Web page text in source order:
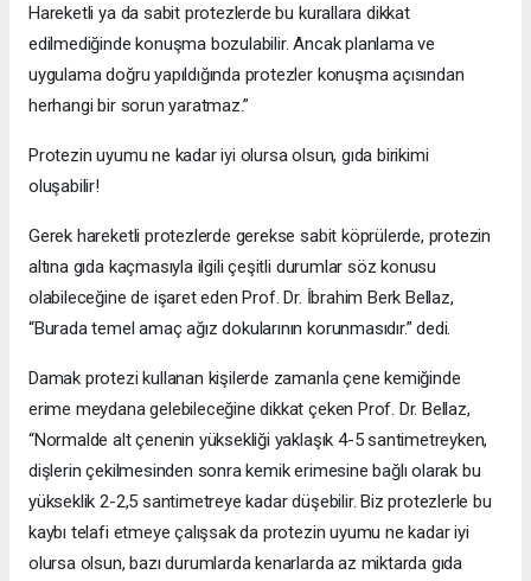
Hareketli ya da sabit protezlerde bu kurallara dikkat
edilmediğinde konuşma bozulabilir. Ancak planlama ve
uygulama doğru yapıldığında protezler konuşma açısından
herhangi bir sorun yaratmaz.”
Protezin uyumu ne kadar iyi olursa olsun, gıda birikimi
oluşabilir!
Gerek hareketli protezlerde gerekse sabit köprülerde, protezin
altına gıda kaçmasıyla ilgili çeşitli durumlar söz konusu
olabileceğine de işaret eden Prof. Dr. İbrahim Berk Bellaz,
“Burada temel amaç ağız dokularının korunmasıdır.” dedi.
Damak protezi kullanan kişilerde zamanla çene kemiğinde
erime meydana gelebileceğine dikkat çeken Prof. Dr. Bellaz,
“Normalde alt çenenin yüksekliği yaklaşık 4-5 santimetreyken,
dişlerin çekilmesinden sonra kemik erimesine bağlı olarak bu
yükseklik 2-2,5 santimetreye kadar düşebilir. Biz protezlerle bu
kaybı telafi etmeye çalışsak da protezin uyumu ne kadar iyi
olursa olsun, bazı durumlarda kenarlarda az miktarda gıda